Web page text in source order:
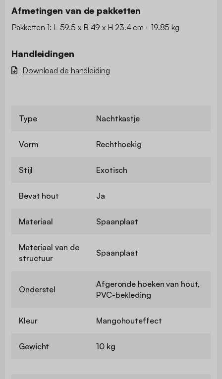
Afmetingen van de pakketten
Pakketten 1: L 59.5 x B 49 x H 23.4 cm - 19.85 kg
Handleidingen
Download de handleiding
Type Nachtkastje
Vorm Rechthoekig
Stijl Exotisch
Bevat hout Ja
Materiaal Spaanplaat
Materiaal van de
structuur
Spaanplaat
Onderstel
Afgeronde hoeken van hout,
PVC-bekleding
Kleur Mangohouteffect
Gewicht 10 kg